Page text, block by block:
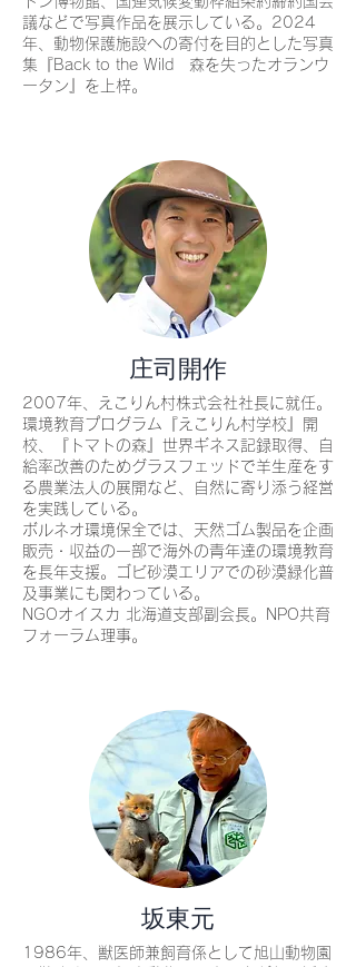
議などで写真作品を展示している。2024
年、動物保護施設への寄付を目的とした写真
集『Back to the Wild 森を失ったオランウ
ータン』を上梓。
庄司開作
2007年、えこりん村株式会社社長に就任。
環境教育プログラム『えこりん村学校』開
校、『トマトの森』世界ギネス記録取得、自
給率改善のためグラスフェッドで羊生産をす
る農業法人の展開など、自然に寄り添う経営
を実践している。
ボルネオ環境保全では、天然ゴム製品を企画
販売・収益の一部で海外の青年達の環境教育
を長年支援。ゴビ砂漠エリアでの砂漠緑化普
及事業にも関わっている。
NGOオイスカ 北海道支部副会長。NPO共育
フォーラム理事。
坂東元
1986年、獣医師兼飼育係として旭山動物園